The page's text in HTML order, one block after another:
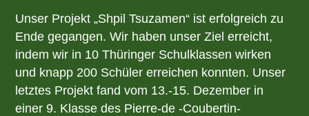
Unser Projekt „Shpil Tsuzamen“ ist erfolgreich zu
Ende gegangen. Wir haben unser Ziel erreicht,
indem wir in 10 Thüringer Schulklassen wirken
und knapp 200 Schüler erreichen konnten. Unser
letztes Projekt fand vom 13.-15. Dezember in
einer 9. Klasse des Pierre-de -Coubertin-